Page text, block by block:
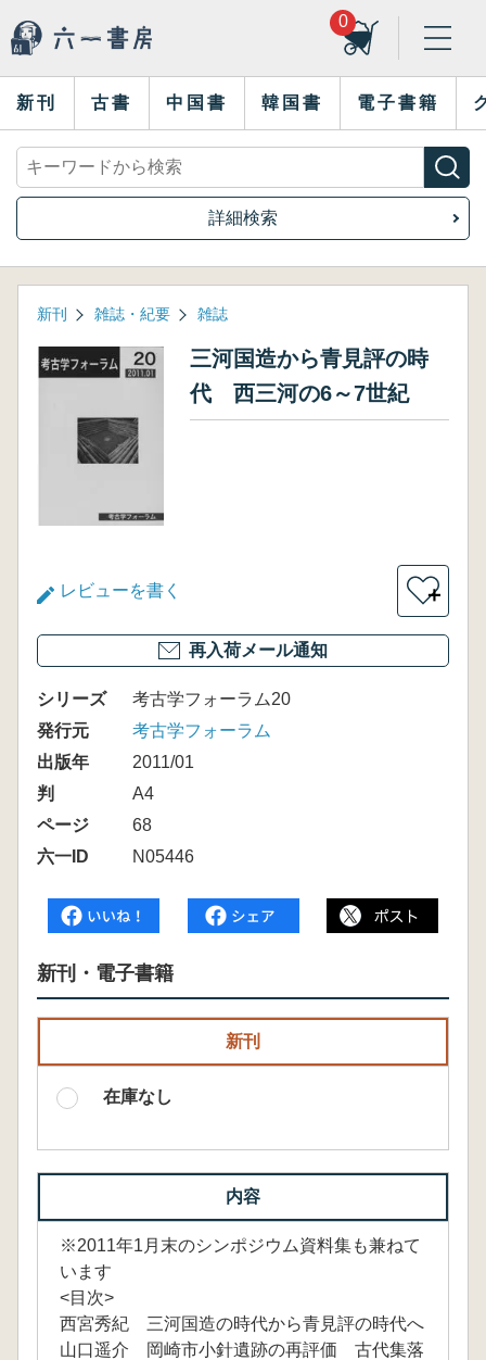
0
新刊 古書 中国書 韓国書 電子書籍
詳細検索
新刊 雑誌・紀要 雑誌
三河国造から青見評の時
代 西三河の6～7世紀
レビューを書く ＋
再入荷メール通知
シリーズ
考古学フォーラム20
発行元
考古学フォーラム
出版年
2011/01
判
A4
ページ
68
六一ID
N05446
新刊・電子書籍
新刊
在庫なし
内容
※2011年1月末のシンポジウム資料集も兼ねて
います
<目次>
西宮秀紀 三河国造の時代から青見評の時代へ
山口遥介 岡崎市小針遺跡の再評価 古代集落